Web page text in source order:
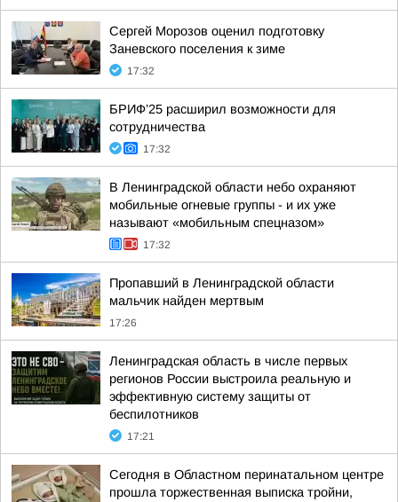
Сергей Морозов оценил подготовку
Заневского поселения к зиме
17:32
БРИФ’25 расширил возможности для
сотрудничества
17:32
В Ленинградской области небо охраняют
мобильные огневые группы - и их уже
называют «мобильным спецназом»
17:32
Пропавший в Ленинградской области
мальчик найден мертвым
17:26
Ленинградская область в числе первых
регионов России выстроила реальную и
эффективную систему защиты от
беспилотников
17:21
Сегодня в Областном перинатальном центре
прошла торжественная выписка тройни,